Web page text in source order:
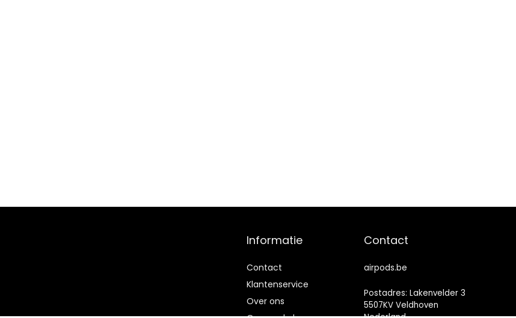
Informatie
Contact
Klantenservice
Over ons
Contact
airpods.be
Postadres: Lakenvelder 3
5507KV Veldhoven